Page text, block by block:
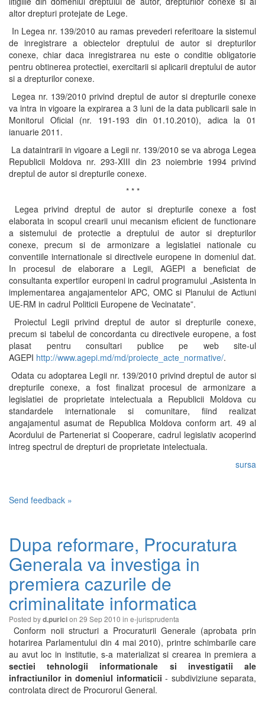
altor drepturi protejate de Lege.
In Legea nr. 139/2010 au ramas prevederi referitoare la sistemul
de inregistrare a obiectelor dreptului de autor si drepturilor
conexe, chiar daca inregistrarea nu este o conditie obligatorie
pentru obtinerea protectiei, exercitarii si aplicarii dreptului de autor
si a drepturilor conexe.
Legea nr. 139/2010 privind dreptul de autor si drepturile conexe
va intra in vigoare la expirarea a 3 luni de la data publicarii sale in
Monitorul Oficial (nr. 191-193 din 01.10.2010), adica la 01
ianuarie 2011.
La dataintrarii in vigoare a Legii nr. 139/2010 se va abroga Legea
Republicii Moldova nr. 293-XIII din 23 noiembrie 1994 privind
dreptul de autor si drepturile conexe.
* * *
Legea privind dreptul de autor si drepturile conexe a fost
elaborata in scopul crearii unui mecanism eficient de functionare
a sistemului de protectie a dreptului de autor si drepturilor
conexe, precum si de armonizare a legislatiei nationale cu
conventiile internationale si directivele europene in domeniul dat.
In procesul de elaborare a Legii, AGEPI a beneficiat de
consultanta expertilor europeni in cadrul programului „Asistenta in
implementarea angajamentelor APC, OMC si Planului de Actiuni
UE-RM in cadrul Politicii Europene de Vecinatate”.
Proiectul Legii privind dreptul de autor si drepturile conexe,
precum si tabelul de concordanta cu directivele europene, a fost
plasat pentru consultari publice pe web site-ul
AGEPI http://www.agepi.md/md/proiecte_acte_normative/.
Odata cu adoptarea Legii nr. 139/2010 privind dreptul de autor si
drepturile conexe, a fost finalizat procesul de armonizare a
legislatiei de proprietate intelectuala a Republicii Moldova cu
standardele internationale si comunitare, fiind realizat
angajamentul asumat de Republica Moldova conform art. 49 al
Acordului de Parteneriat si Cooperare, cadrul legislativ acoperind
intreg spectrul de drepturi de proprietate intelectuala.
sursa
Send feedback »
Dupa reformare, Procuratura
Generala va investiga in
premiera cazurile de
criminalitate informatica
Posted byd.puricion 29 Sep 2010 in e-jurisprudenta
Conform noii structuri a Procuraturii Generale (aprobata prin
hotarirea Parlamentului din 4 mai 2010), printre schimbarile care
au avut loc in institutie, s-a materializat si crearea in premiera a
sectiei tehnologii informationale si investigatii ale
infractiunilor in domeniul informaticii - subdiviziune separata,
controlata direct de Procurorul General.